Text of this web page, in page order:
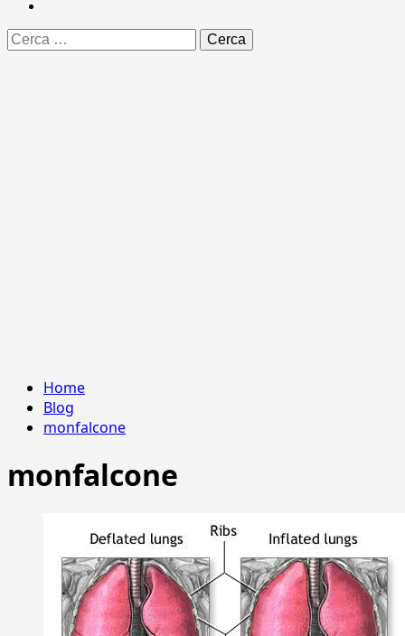
Ricerca
per:
Home
Blog
monfalcone
monfalcone